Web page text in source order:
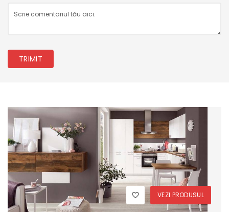
TRIMIT
VEZI PRODUSUL